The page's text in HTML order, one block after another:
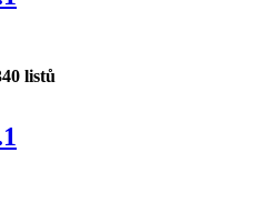
listů